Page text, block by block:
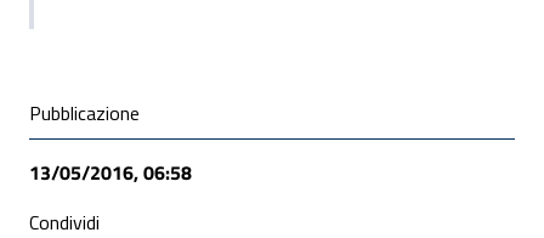
Condivisione social
Pubblicazione
13/05/2016, 06:58
Condividi